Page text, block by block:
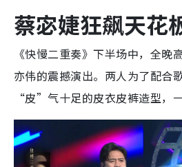
蔡宓婕狂飙天花
《快慢二重奏》下半场中，全晚
亦伟的震撼演出。两人为了配合
“皮”气十足的皮衣皮裤造型，